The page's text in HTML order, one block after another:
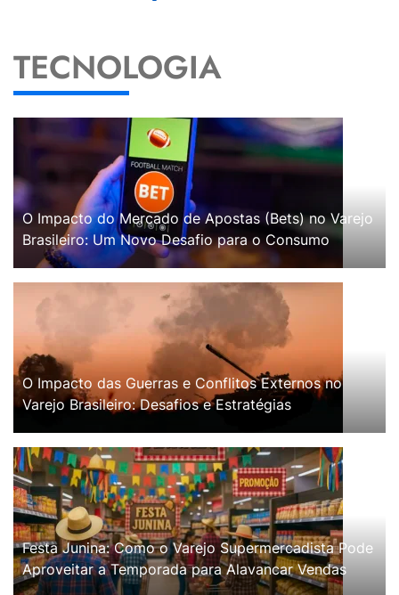
TECNOLOGIA
O Impacto do Mercado de Apostas (Bets) no Varejo
Brasileiro: Um Novo Desafio para o Consumo
O Impacto das Guerras e Conflitos Externos no
Varejo Brasileiro: Desafios e Estratégias
Festa Junina: Como o Varejo Supermercadista Pode
Aproveitar a Temporada para Alavancar Vendas